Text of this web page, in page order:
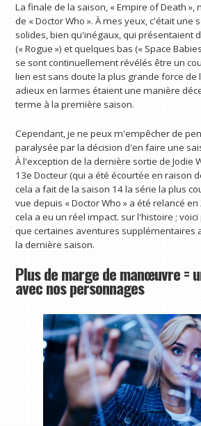
La finale de la saison, « Empire of Death »,
de « Doctor Who ». À mes yeux, c'était une
solides, bien qu'inégaux, qui présentaient
(« Rogue ») et quelques bas (« Space
se sont continuellement révélés être un
lien est sans doute la plus grande force de
adieux en larmes étaient une manière
terme à la première saison.
Cependant, je ne peux m'empêcher de
paralysée par la décision d'en faire une
À l'exception de la dernière sortie de Jodie
13e Docteur (qui a été écourtée en raison
cela a fait de la saison 14 la série la plus
vue depuis « Doctor Who » a été relancé
cela a eu un réel impact. sur l'histoire ;
que certaines aventures supplémentaires
la dernière saison.
Plus de marge de manœuvre =
avec nos personnages